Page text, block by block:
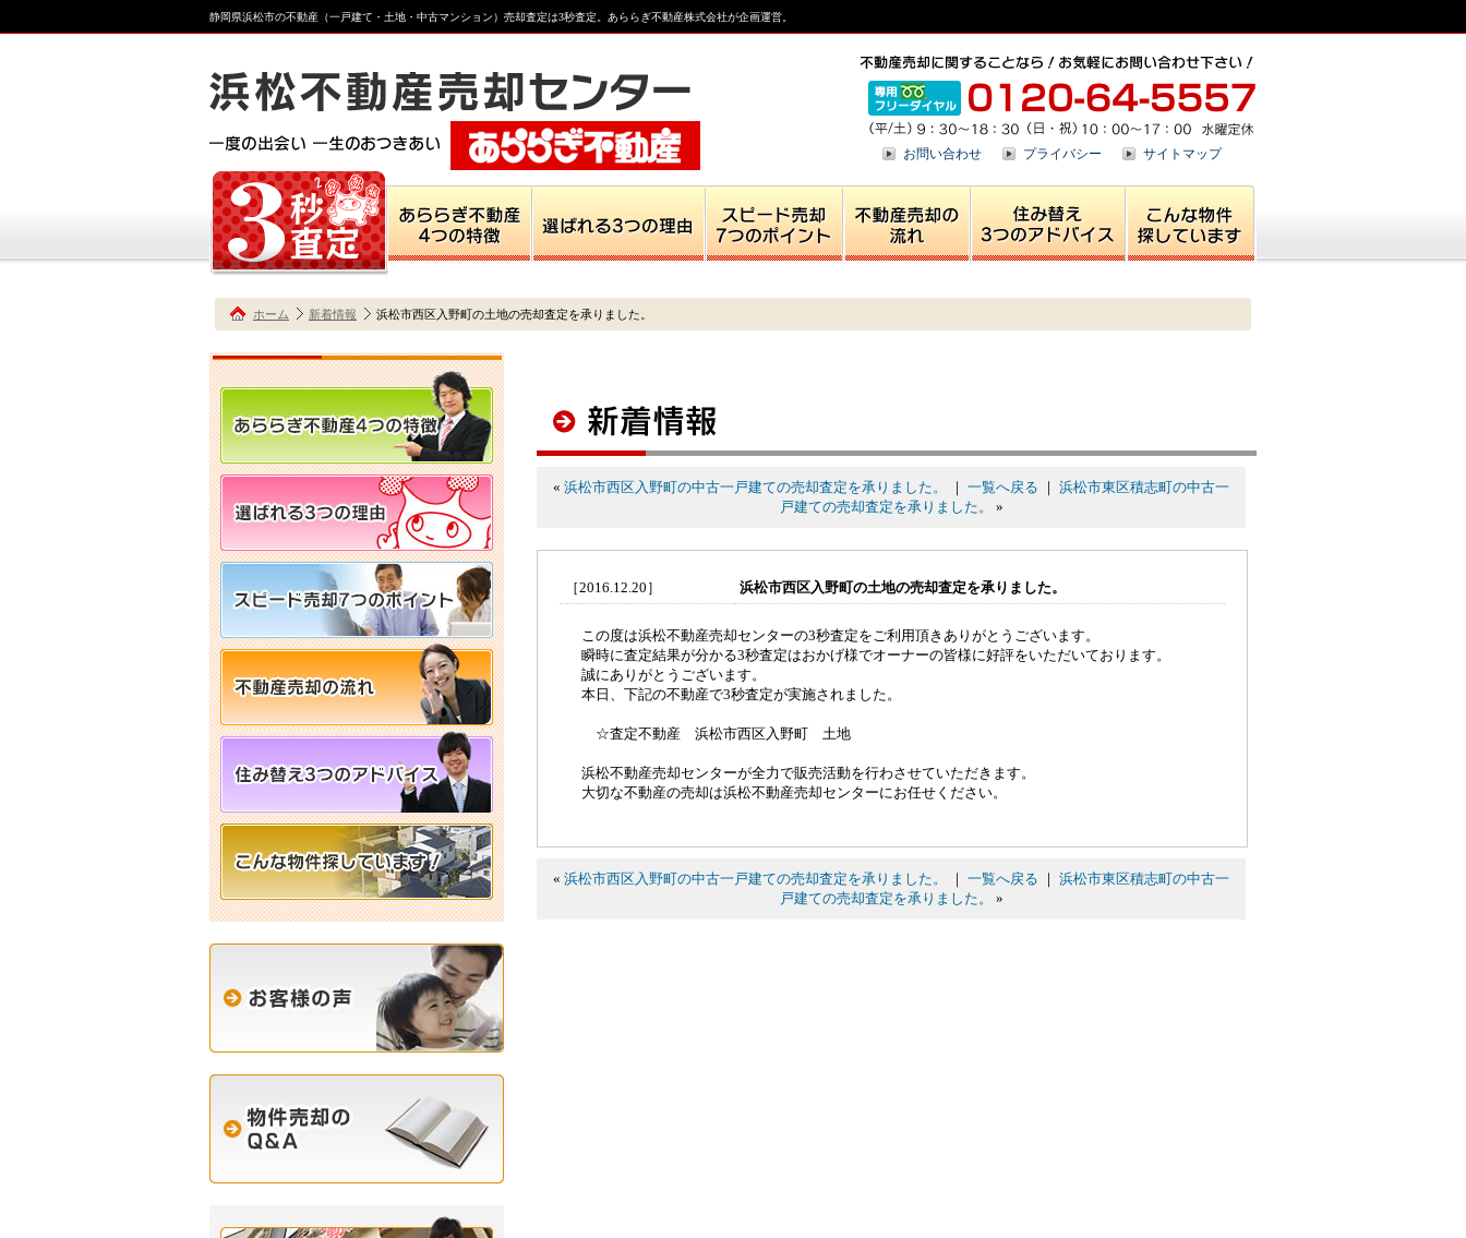
静岡県浜松市の不動産（一戸建て・土地・中古マンション）売却査定は3秒査定。あららぎ不動産株式会社が企画運営。
お問い合わせ プライバシー サイトマップ
ホーム 新着情報 浜松市西区入野町の土地の売却査定を承りました。
« 浜松市西区入野町の中古一戸建ての売却査定を承りました。 ｜ 一覧へ戻る ｜ 浜松市東区積志町の中古一
戸建ての売却査定を承りました。
»
［2016.12.20］ 浜松市西区入野町の土地の売却査定を承りました。
この度は浜松不動産売却センターの3秒査定をご利用頂きありがとうございます。
瞬時に査定結果が分かる3秒査定はおかげ様でオーナーの皆様に好評をいただいております。
誠にありがとうございます。
本日、下記の不動産で3秒査定が実施されました。
☆査定不動産 浜松市西区入野町 土地
浜松不動産売却センターが全力で販売活動を行わさせていただきます。
大切な不動産の売却は浜松不動産売却センターにお任せください。
« 浜松市西区入野町の中古一戸建ての売却査定を承りました。 ｜ 一覧へ戻る ｜ 浜松市東区積志町の中古一
戸建ての売却査定を承りました。
»